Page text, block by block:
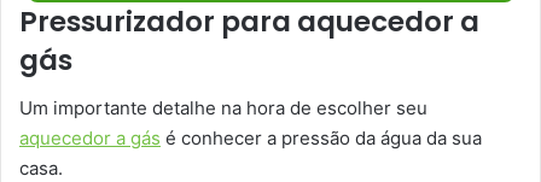
Pressurizador para aquecedor a
gás
Um importante detalhe na hora de escolher seu
aquecedor a gás é conhecer a pressão da água da sua
casa.